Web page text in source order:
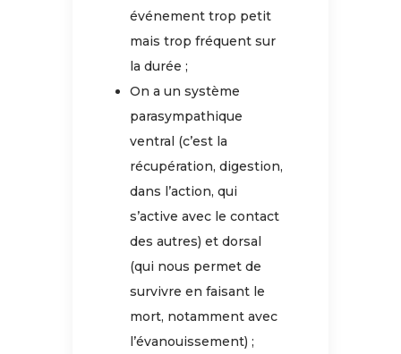
événement trop petit
mais trop fréquent sur
la durée ;
On a un système
parasympathique
ventral (c’est la
récupération, digestion,
dans l’action, qui
s’active avec le contact
des autres) et dorsal
(qui nous permet de
survivre en faisant le
mort, notamment avec
l’évanouissement) ;